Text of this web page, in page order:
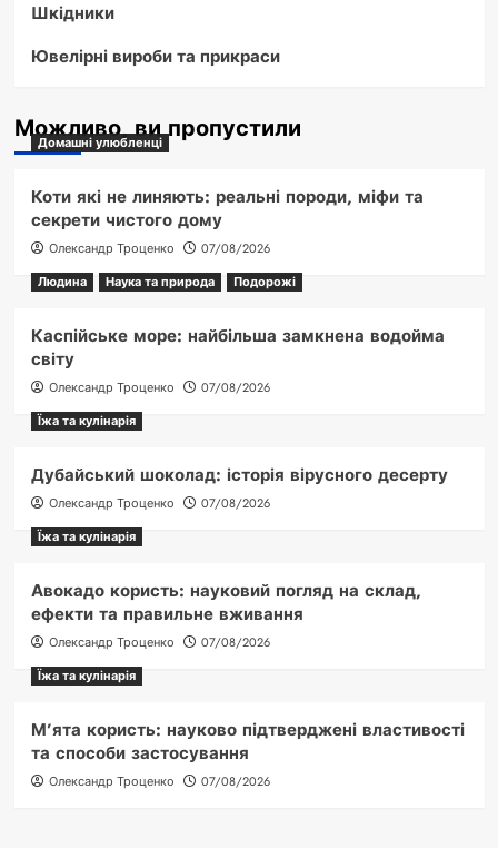
Шкідники
Ювелірні вироби та прикраси
Можливо, ви пропустили
Домашні улюбленці
Коти які не линяють: реальні породи, міфи та
секрети чистого дому
Олександр Троценко
07/08/2026
Людина
Наука та природа Подорожі
Каспійське море: найбільша замкнена водойма
світу
Олександр Троценко
07/08/2026
Їжа та кулінарія
Дубайський шоколад: історія вірусного десерту
Олександр Троценко
07/08/2026
Їжа та кулінарія
Авокадо користь: науковий погляд на склад,
ефекти та правильне вживання
Олександр Троценко
07/08/2026
Їжа та кулінарія
М’ята користь: науково підтверджені властивості
та способи застосування
Олександр Троценко 07/08/2026